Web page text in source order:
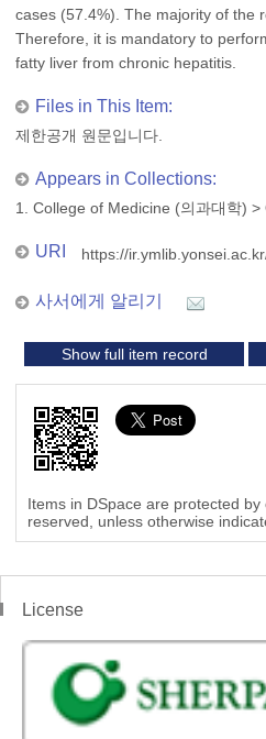
cases (57.4%). The majority of the
Therefore, it is mandatory to
fatty liver from chronic hepatitis.
Files in This Item:
제한공개 원문입니다.
Appears in Collections:
1. College of Medicine (의과대학) >
URI https://
사서에게 알리기
Show full item record
Items in DSpace are protected
reserved, unless otherwise
License